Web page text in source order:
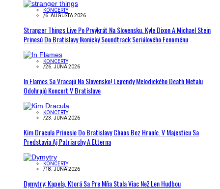
KONCERTY
/6. AUGUSTA 2026
Stranger Things Live Po Prvýkrát Na Slovensku. Kyle Dixon A Michael Stein
Prinesú Do Bratislavy Ikonický Soundtrack Seriálového Fenoménu
KONCERTY
/26. JÚNA 2026
In Flames Sa Vracajú Na Slovensko! Legendy Melodického Death Metalu
Odohrajú Koncert V Bratislave
KONCERTY
/23. JÚNA 2026
Kim Dracula Prinesie Do Bratislavy Chaos Bez Hraníc. V Majesticu Sa
Predstavia Aj Patriarchy A Etterna
KONCERTY
/18. JÚNA 2026
Dymytry: Kapela, Ktorá Sa Pre Mňa Stala Viac Než Len Hudbou